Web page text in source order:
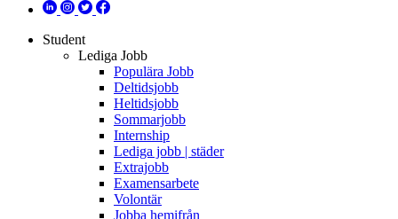
Student
Lediga Jobb
Populära Jobb
Deltidsjobb
Heltidsjobb
Sommarjobb
Internship
Lediga jobb | städer
Extrajobb
Examensarbete
Volontär
Jobba hemifrån